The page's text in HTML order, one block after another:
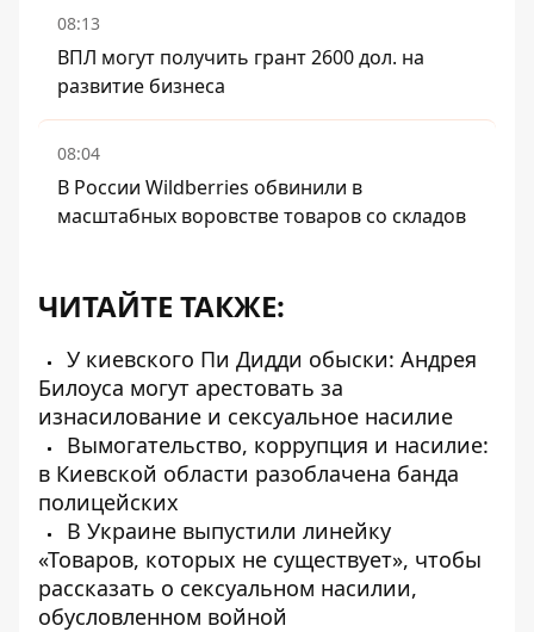
08:13
ВПЛ могут получить грант 2600 дол. на
развитие бизнеса
08:04
В России Wildberries обвинили в
масштабных воровстве товаров со складов
ЧИТАЙТЕ ТАКЖЕ:
У киевского Пи Дидди обыски: Андрея
Билоуса могут арестовать за
изнасилование и сексуальное насилие
Вымогательство, коррупция и насилие:
в Киевской области разоблачена банда
полицейских
В Украине выпустили линейку
«Товаров, которых не существует», чтобы
рассказать о сексуальном насилии,
обусловленном войной